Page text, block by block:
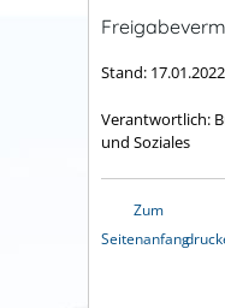
Stand: 17.01.2022
Verantwortlich:
und Soziales
Zum
Seitenanfang